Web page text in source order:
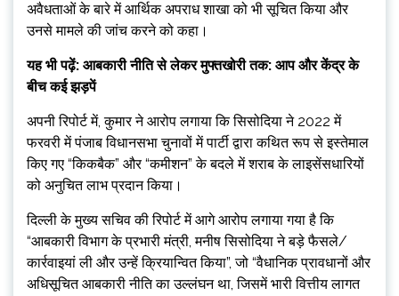
अवैधताओं के बारे में आर्थिक अपराध शाखा को भी सूचित किया और
उनसे मामले की जांच करने को कहा।
यह भी पढ़ें: आबकारी नीति से लेकर मुफ्तखोरी तक: आप और केंद्र के
बीच कई झड़पें
अपनी रिपोर्ट में, कुमार ने आरोप लगाया कि सिसोदिया ने 2022 में
फरवरी में पंजाब विधानसभा चुनावों में पार्टी द्वारा कथित रूप से इस्तेमाल
किए गए “किकबैक” और “कमीशन” के बदले में शराब के लाइसेंसधारियों
को अनुचित लाभ प्रदान किया।
दिल्ली के मुख्य सचिव की रिपोर्ट में आगे आरोप लगाया गया है कि
“आबकारी विभाग के प्रभारी मंत्री, मनीष सिसोदिया ने बड़े फैसले/
कार्रवाइयां ली और उन्हें क्रियान्वित किया”, जो “वैधानिक प्रावधानों और
अधिसूचित आबकारी नीति का उल्लंघन था, जिसमें भारी वित्तीय लागत